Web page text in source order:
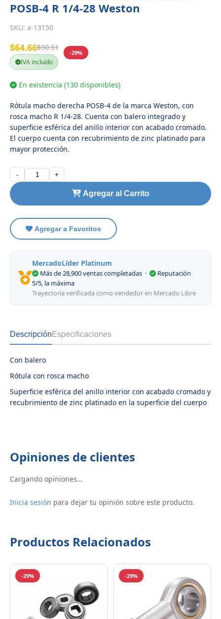
POSB-4 R 1/4-28 Weston
SKU: a-13150
$64.66$90.51
-29%
IVA incluido
En existencia (130 disponibles)
Rótula macho derecha POSB-4 de la marca Weston, con
rosca macho R 1/4-28. Cuenta con balero integrado y
superficie esférica del anillo interior con acabado cromado.
El cuerpo cuenta con recubrimiento de zinc platinado para
mayor protección.
- +
Agregar al Carrito
Agregar a Favoritos
MercadoLíder Platinum
Más de 28,900 ventas completadas ·
Reputación
5/5, la máxima
Trayectoria verificada como vendedor en Mercado Libre
Descripción Especificaciones
Con balero
Rótula con rosca macho
Superficie esférica del anillo interior con acabado cromado y
recubrimiento de zinc platinado en la superficie del cuerpo
Opiniones de clientes
Cargando opiniones...
Inicia sesión para dejar tu opinión sobre este producto.
Productos Relacionados
-29% -29%